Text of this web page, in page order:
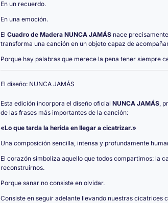
En un recuerdo.
En una emoción.
El Cuadro de Madera NUNCA JAMÁSnace
transforma una canción en un objeto capaz de
Porque hay palabras que merece la pena tener siempre
El diseño: NUNCA JAMÁS
Esta edición incorpora el diseño oficial NUNCA JAMÁS,
de las frases más importantes de la canción:
«Lo que tarda la herida en llegar a cicatrizar.»
Una composición sencilla, intensa y profundamente
El corazón simboliza aquello que todos compartimos: la
reconstruirnos.
Porque sanar no consiste en olvidar.
Consiste en seguir adelante llevando nuestras cicatrices